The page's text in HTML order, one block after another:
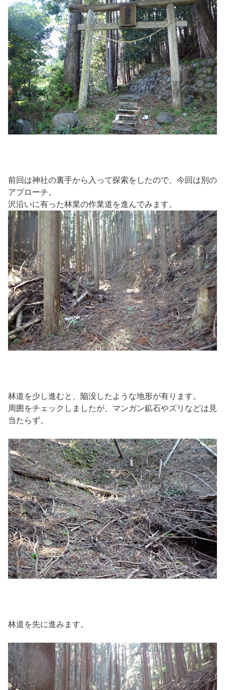
前回は神社の裏手から入って探索をしたので、今回は別の
アプローチ。
沢沿いに有った林業の作業道を進んでみます。
林道を少し進むと、陥没したような地形が有ります。
周囲をチェックしましたが、マンガン鉱石やズリなどは見
当たらず。
林道を先に進みます。